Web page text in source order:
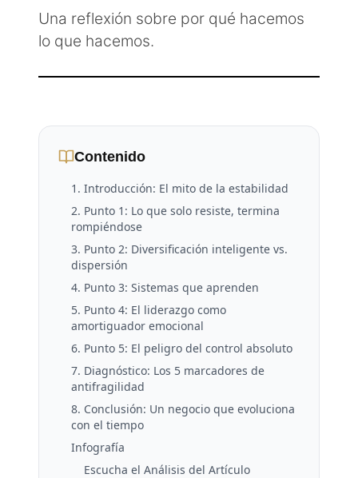
Una reflexión sobre por qué hacemos
lo que hacemos.
Contenido
1. Introducción: El mito de la estabilidad
2. Punto 1: Lo que solo resiste, termina
rompiéndose
3. Punto 2: Diversificación inteligente vs.
dispersión
4. Punto 3: Sistemas que aprenden
5. Punto 4: El liderazgo como
amortiguador emocional
6. Punto 5: El peligro del control absoluto
7. Diagnóstico: Los 5 marcadores de
antifragilidad
8. Conclusión: Un negocio que evoluciona
con el tiempo
Infografía
Escucha el Análisis del Artículo